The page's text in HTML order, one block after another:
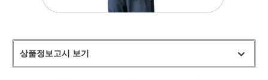
상품정보고시 보기